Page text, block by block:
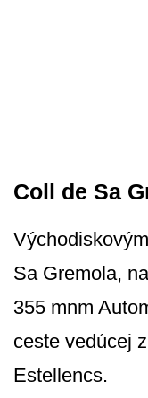
Coll de Sa
Sa Gremola,
355 mnm
ceste vedúcej
Estellencs.